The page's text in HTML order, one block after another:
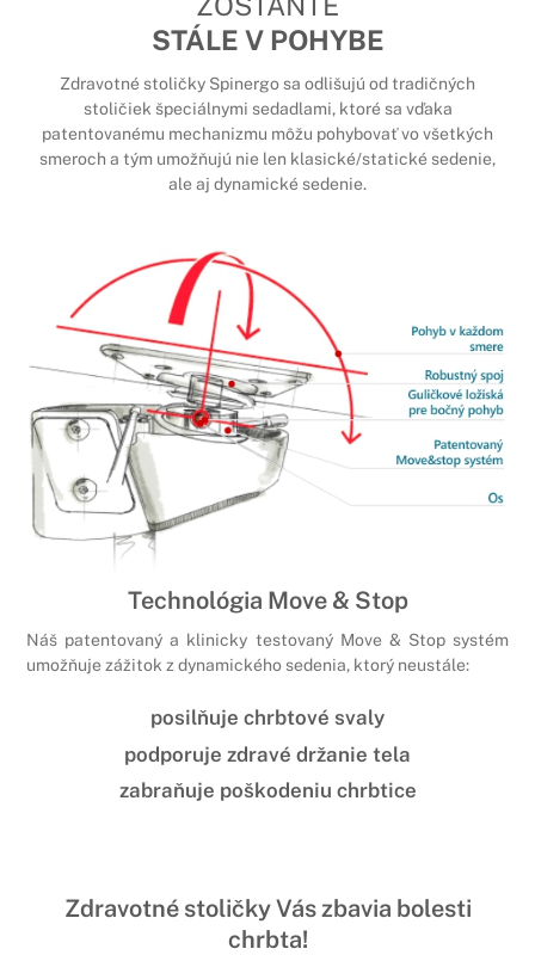
STÁLE V POHYBE
Zdravotné stoličky Spinergo sa odlišujú od tradičných
stoličiek špeciálnymi sedadlami, ktoré sa vďaka
patentovanému mechanizmu môžu pohybovať vo všetkých
smeroch a tým umožňujú nie len klasické/statické sedenie,
ale aj dynamické sedenie.
Technológia Move & Stop
Náš patentovaný a klinicky testovaný Move & Stop systém
umožňuje zážitok z dynamického sedenia, ktorý neustále:
posilňuje chrbtové svaly
podporuje zdravé držanie tela
zabraňuje poškodeniu chrbtice
Zdravotné stoličky Vás zbavia bolesti
chrbta!